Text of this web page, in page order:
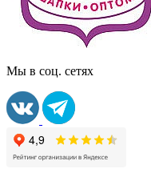
Мы в соц. сетях